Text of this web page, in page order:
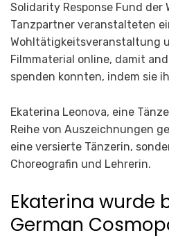
Solidarity Response Fund der
Tanzpartner veranstalteten
Wohltätigkeitsveranstaltung
Filmmaterial online, damit
spenden konnten, indem sie
Ekaterina Leonova, eine
Reihe von Auszeichnungen
eine versierte Tänzerin,
Choreografin und Lehrerin.
Ekaterina wurde
German